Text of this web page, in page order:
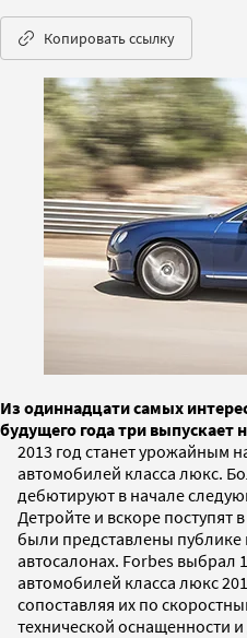
Копировать ссылку
Из одиннадцати самых
будущего года три выпускает
2013 год станет урожайным
автомобилей класса люкс.
дебютируют в начале
Детройте и вскоре поступят
были представлены
автосалонах. Forbes выбрал
автомобилей класса люкс
сопоставляя их по
технической оснащенности и